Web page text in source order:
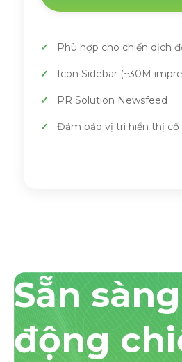
Phù hợp cho chiến dịch
Icon Sidebar (~30M
PR Solution Newsfeed
Đảm bảo vị trí hiển thị cố
Sẵn
động